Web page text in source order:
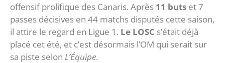
offensif prolifique des Canaris. Après 11 buts et 7
passes décisives en 44 matchs disputés cette saison,
il attire le regard en Ligue 1. Le LOSC s’était déjà
placé cet été, et c’est désormais l’OM qui serait sur
sa piste selon L’Équipe.